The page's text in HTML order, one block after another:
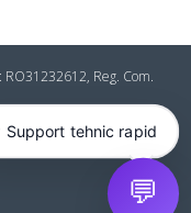
RO31232612, Reg. Com.